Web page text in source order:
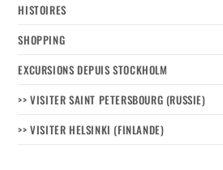
HISTOIRES
SHOPPING
EXCURSIONS DEPUIS STOCKHOLM
>> VISITER SAINT PETERSBOURG (RUSSIE)
>> VISITER HELSINKI (FINLANDE)